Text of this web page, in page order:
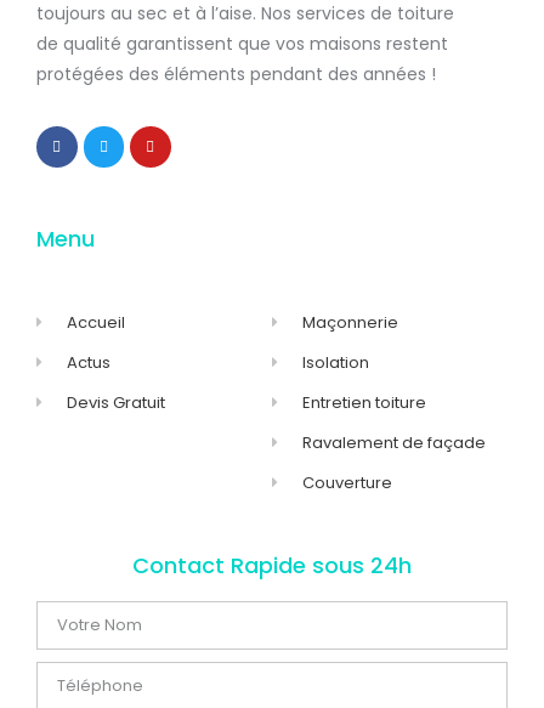
toujours au sec et à l’aise. Nos services de toiture
de qualité garantissent que vos maisons restent
protégées des éléments pendant des années !
Menu
Accueil
Actus
Devis Gratuit
Maçonnerie
Isolation
Entretien toiture
Ravalement de façade
Couverture
Contact Rapide sous 24h